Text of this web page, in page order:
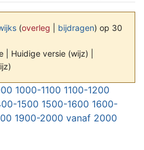
(overleg bijdragen) op 30
Huidige versie (wijz) |
1000-1100 1100-1200
1500 1500-1600 1600-
1900-2000 vanaf 2000